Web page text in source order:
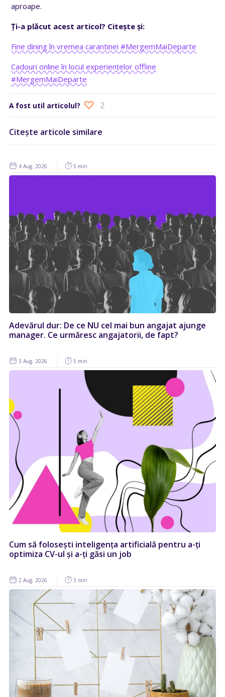
aproape.
Ți-a plăcut acest articol? Citește și:
Fine dining în vremea carantinei #MergemMaiDeparte
Cadouri online în locul experiențelor offline
#MergemMaiDeparte
A fost util articolul? 2
Citește articole similare
4 Aug. 2026 5 min
Adevărul dur: De ce NU cel mai bun angajat ajunge
manager. Ce urmăresc angajatorii, de fapt?
3 Aug. 2026 5 min
Cum să folosești inteligența artificială pentru a-ți
optimiza CV-ul și a-ți găsi un job
2 Aug. 2026 3 min